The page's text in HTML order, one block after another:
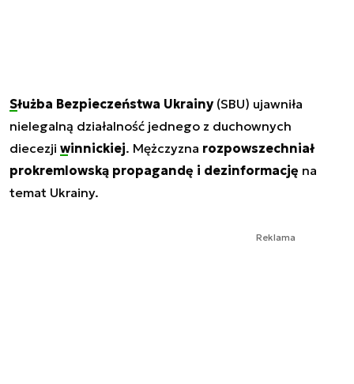
Służba Bezpieczeństwa Ukrainy(SBU) ujawniła
nielegalną działalność jednego z duchownych
diecezji winnickiej. Mężczyzna rozpowszechniał
prokremlowską propagandę i dezinformację na
temat Ukrainy.
Reklama